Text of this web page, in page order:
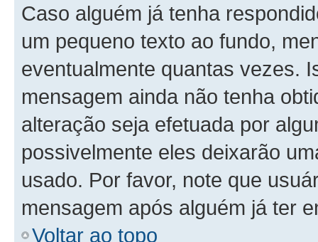
Caso alguém já tenha
um pequeno texto ao fundo,
eventualmente quantas vezes.
mensagem ainda não tenha
alteração seja efetuada por
possivelmente eles deixarão
usado. Por favor, note que
mensagem após alguém já ter
Voltar ao topo